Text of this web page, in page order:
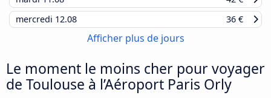
mercredi 12.08 36 €
Afficher plus de jours
Le moment le moins cher pour voyager
de Toulouse à l’Aéroport Paris Orly